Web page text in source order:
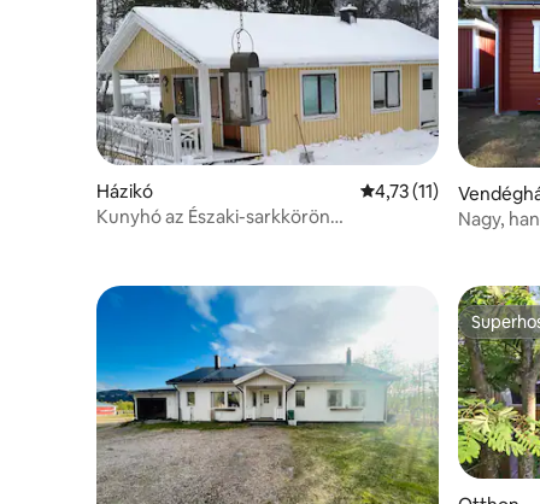
Házikó Átlagos értékelés: 5/
4,73 (11)
Kunyhó az Északi-sarkkörön
Nagy,